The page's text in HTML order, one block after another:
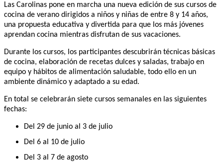
Las Carolinas pone en marcha una nueva edición de sus cursos de
cocina de verano dirigidos a niños y niñas de entre 8 y 14 años,
una propuesta educativa y divertida para que los más jóvenes
aprendan cocina mientras disfrutan de sus vacaciones.
Durante los cursos, los participantes descubrirán técnicas básicas
de cocina, elaboración de recetas dulces y saladas, trabajo en
equipo y hábitos de alimentación saludable, todo ello en un
ambiente dinámico y adaptado a su edad.
En total se celebrarán siete cursos semanales en las siguientes
fechas:
Del 29 de junio al 3 de julio
Del 6 al 10 de julio
Del 3 al 7 de agosto